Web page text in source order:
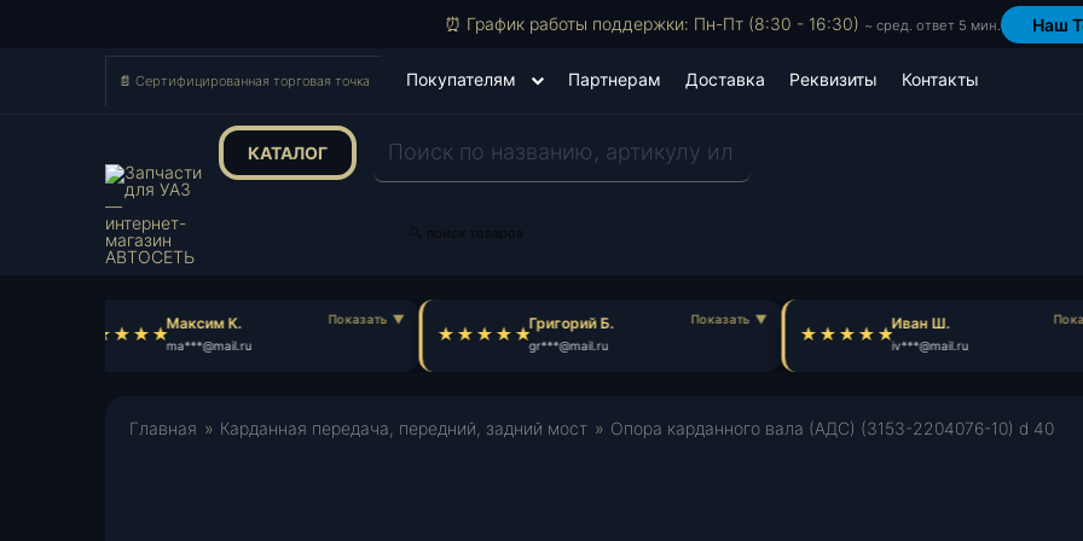
⏰ График работы поддержки: Пн-Пт (8:30 - 16:30) ~ сред. ответ 5 мин. Наш
📄 Сертифицированная торговая точка Покупателям Партнерам Доставка Реквизиты Контакты
КАТАЛОГ Поиск
товаров🔍 поиск товаров
Максим К.
ma***@mail.ru
Григорий Б.
gr***@mail.ru
Иван Ш.
iv***@mail.ru
Главная » Карданная передача, передний, задний мост » Опора карданного вала (АДС) (3153-2204076-10) d 40